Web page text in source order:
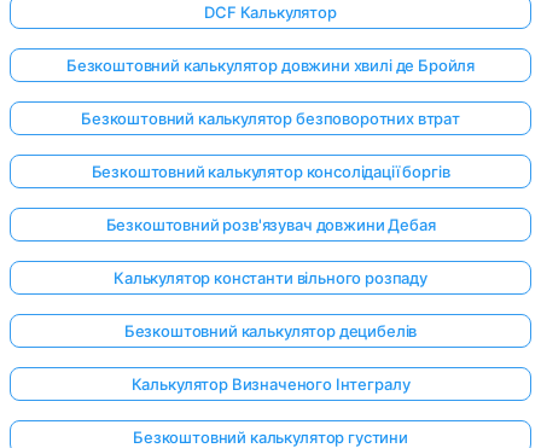
DCF Калькулятор
Безкоштовний калькулятор довжини хвилі де Бройля
Безкоштовний калькулятор безповоротних втрат
Безкоштовний калькулятор консолідації боргів
Безкоштовний розв'язувач довжини Дебая
Калькулятор константи вільного розпаду
Безкоштовний калькулятор децибелів
Калькулятор Визначеного Інтегралу
Безкоштовний калькулятор густини